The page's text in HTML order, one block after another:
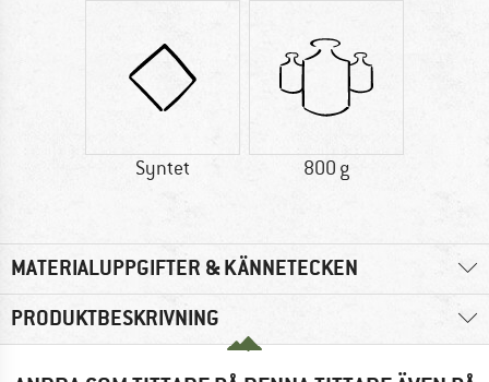
Syntet 800 g
MATERIALUPPGIFTER & KÄNNETECKEN
PRODUKTBESKRIVNING